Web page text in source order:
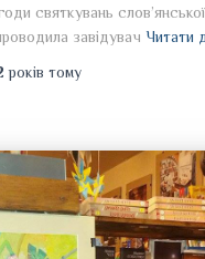
святкувань
завідувач Читати
років тому